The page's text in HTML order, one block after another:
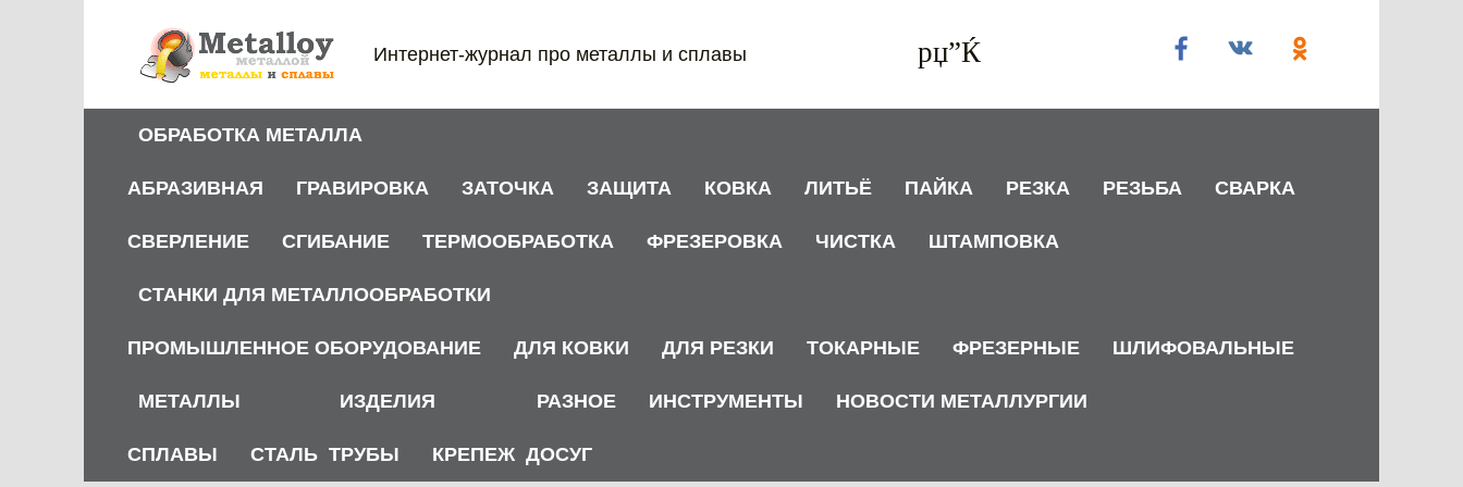
Интернет-журнал про металлы и сплавы
ОБРАБОТКА МЕТАЛЛА
АБРАЗИВНАЯ ГРАВИРОВКА ЗАТОЧКА ЗАЩИТА КОВКА ЛИТЬЁ ПАЙКА РЕЗКА РЕЗЬБА СВАРКА
СВЕРЛЕНИЕ СГИБАНИЕ ТЕРМООБРАБОТКА ФРЕЗЕРОВКА ЧИСТКА ШТАМПОВКА
СТАНКИ ДЛЯ МЕТАЛЛООБРАБОТКИ
ПРОМЫШЛЕННОЕ ОБОРУДОВАНИЕ ДЛЯ КОВКИ ДЛЯ РЕЗКИ ТОКАРНЫЕ ФРЕЗЕРНЫЕ ШЛИФОВАЛЬНЫЕ
МЕТАЛЛЫ
СПЛАВЫ СТАЛЬ
ИЗДЕЛИЯ
ТРУБЫ КРЕПЕЖ
РАЗНОЕ
ДОСУГ
ИНСТРУМЕНТЫ НОВОСТИ МЕТАЛЛУРГИИ